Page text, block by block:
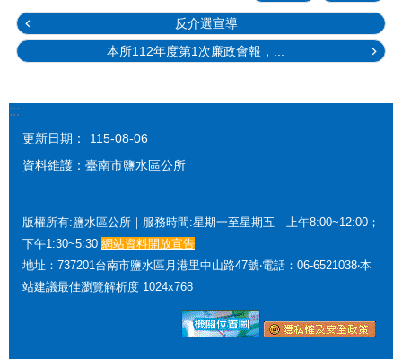
反介選宣導
本所112年度第1次廉政會報，...
:::
更新日期：
115-08-06
資料維護：臺南市鹽水區公所
版權所有:鹽水區公所｜服務時間:星期一至星期五 上午8:00~12:00；
下午1:30~5:30 網站資料開放宣告
地址：737201台南市鹽水區月港里中山路47號‧電話：06-6521038‧本
站建議最佳瀏覽解析度 1024x768